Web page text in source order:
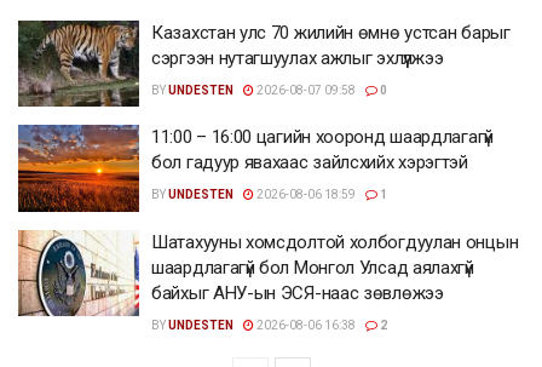
Казахстан улс 70 жилийн өмнө устсан барыг
сэргээн нутагшуулах ажлыг эхлүүлжээ
BYUNDESTEN 2026-08-07 09:58 0
11:00 – 16:00 цагийн хооронд шаардлагагүй
бол гадуур явахаас зайлсхийх хэрэгтэй
BYUNDESTEN 2026-08-06 18:59 1
Шатахууны хомсдолтой холбогдуулан онцын
шаардлагагүй бол Монгол Улсад аялахгүй
байхыг АНУ-ын ЭСЯ-наас зөвлөжээ
BYUNDESTEN 2026-08-06 16:38 2